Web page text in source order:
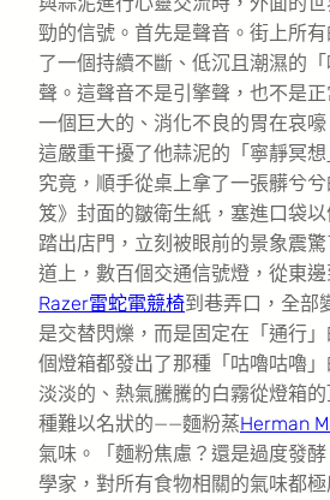
勁的信號。首先是聲音。街上所
了一個持續不斷、低沉且潮濕的
聲。這聲音不是引擎聲，也不是
一個巨大的、消化不良的胃在哀嚎
這嚴重干擾了他蒜泥的「寧靜冥
究竟，順手從桌上拿了一張髒兮
笈》封面的皺衛生紙，塞進口袋
踏出店門，立刻被眼前的景象震
道上，數百個交通信號燈，從東
Razer雷蛇電競椅到巷弄口，全部
是交替閃爍，而是固定在「通行
個燈箱都發出了那種「咕嚕咕嚕
淡淡的、熱氣騰騰的白霧從燈箱
種難以名狀的——麵粉蒸Herman
氣味。「麵粉焦慮？還是過度發
學家，對所有食物相關的氣味都